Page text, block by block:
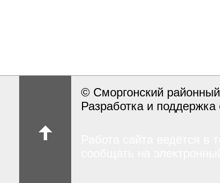
© Сморгонский
Разработка и поддержка